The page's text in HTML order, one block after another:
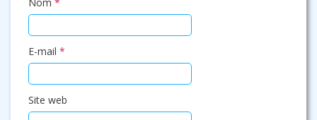
E-mail *
Site web